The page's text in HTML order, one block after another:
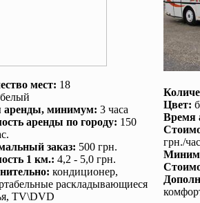
мест: 18
белый
аренды, минимум: 3 часа
аренды по городу: 150
заказ: 500 грн.
1 км.: 4,2 - 5,0 грн.
: кондиционер,
раскладывающиеся
TV\DVD
Цвет:
Время
грн./